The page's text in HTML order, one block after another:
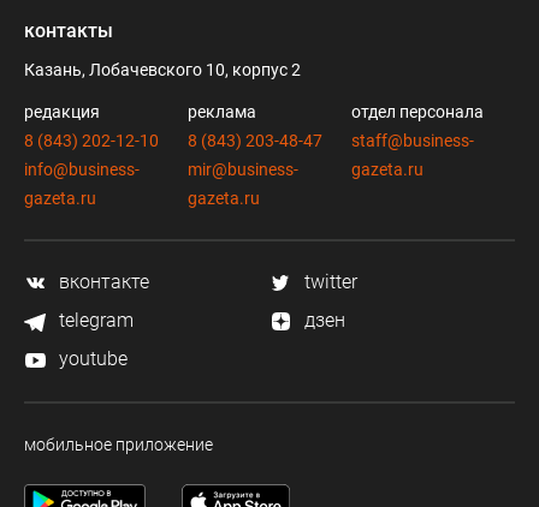
контакты
Казань, Лобачевского 10, корпус 2
редакция
8 (843) 202-12-10
info@business-
gazeta.ru
реклама
8 (843) 203-48-47
mir@business-
gazeta.ru
отдел персонала
staff@business-
gazeta.ru
вконтакте
twitter
telegram
дзен
youtube
мобильное приложение